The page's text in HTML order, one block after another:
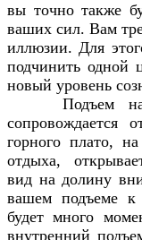
вы точно также
ваших сил. Вам
иллюзии. Для
подчинить одной
новый уровень
Подъем на
сопровождается
горного плато,
отдыха,
вид на долину
вашем подъеме к
будет много
внутренний